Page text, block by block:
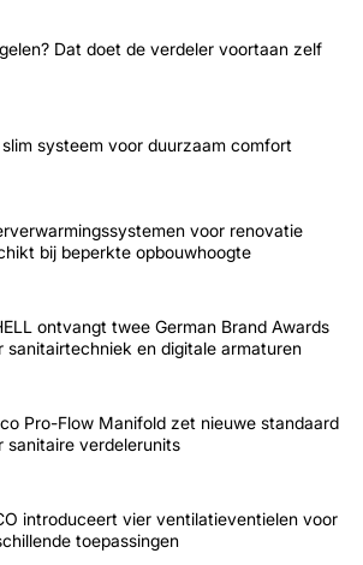
Dat doet de verdeler voortaan zelf
slim systeem voor duurzaam comfort
voor renovatie
bij beperkte opbouwhoogte
ontvangt twee German Brand Awards
sanitairtechniek en digitale armaturen
Pro-Flow Manifold zet nieuwe standaard
sanitaire verdelerunits
introduceert vier ventilatieventielen voor
toepassingen